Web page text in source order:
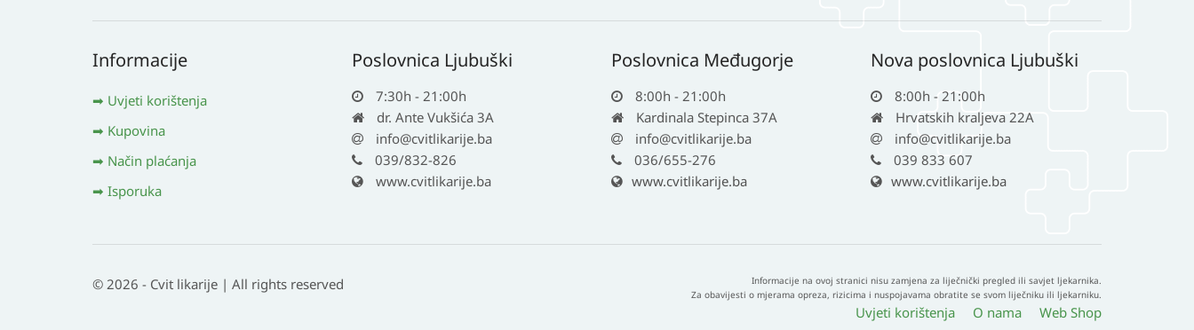
Informacije
Uvjeti korištenja
Kupovina
Način plaćanja
Isporuka
Poslovnica Ljubuški
7:30h - 21:00h
dr. Ante Vukšića 3A
info@cvitlikarije.ba
039/832-826
www.cvitlikarije.ba
Poslovnica Međugorje
8:00h - 21:00h
Kardinala Stepinca 37A
info@cvitlikarije.ba
036/655-276
www.cvitlikarije.ba
Nova poslovnica Ljubuški
8:00h - 21:00h
Hrvatskih kraljeva 22A
info@cvitlikarije.ba
039 833 607
www.cvitlikarije.ba
© 2026 - Cvit likarije | All rights reserved
Informacije na ovoj stranici nisu zamjena za liječnički pregled ili savjet ljekarnika.
Za obavijesti o mjerama opreza, rizicima i nuspojavama obratite se svom liječniku ili ljekarniku.
Uvjeti korištenja O nama Web Shop